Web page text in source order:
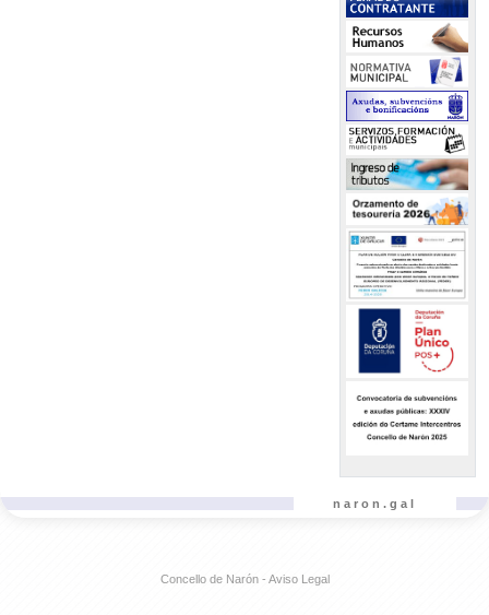
naron.gal
Concello de Narón - Aviso Legal